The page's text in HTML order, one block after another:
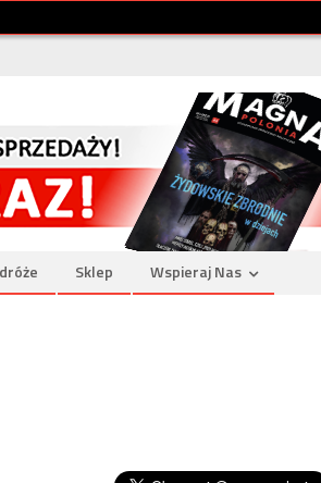
Sklep Wspieraj Nas